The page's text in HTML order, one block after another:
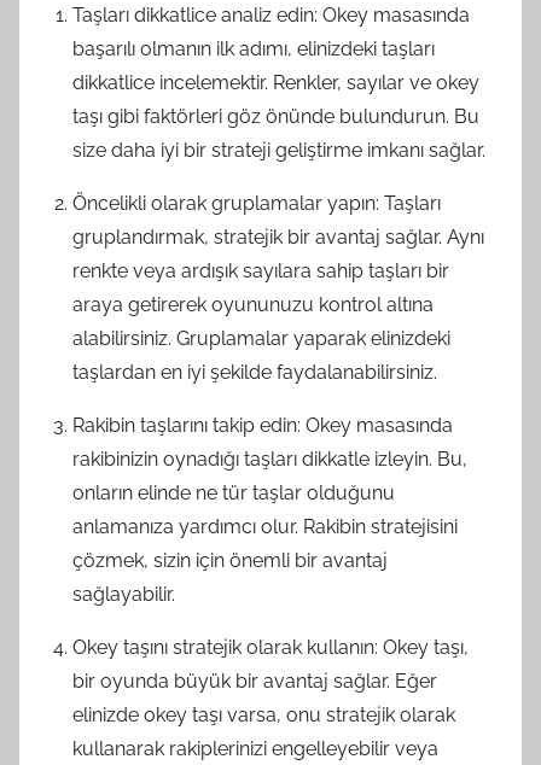
Taşları dikkatlice analiz edin: Okey masasında
başarılı olmanın ilk adımı, elinizdeki taşları
dikkatlice incelemektir. Renkler, sayılar ve okey
taşı gibi faktörleri göz önünde bulundurun. Bu
size daha iyi bir strateji geliştirme imkanı sağlar.
Öncelikli olarak gruplamalar yapın: Taşları
gruplandırmak, stratejik bir avantaj sağlar. Aynı
renkte veya ardışık sayılara sahip taşları bir
araya getirerek oyununuzu kontrol altına
alabilirsiniz. Gruplamalar yaparak elinizdeki
taşlardan en iyi şekilde faydalanabilirsiniz.
Rakibin taşlarını takip edin: Okey masasında
rakibinizin oynadığı taşları dikkatle izleyin. Bu,
onların elinde ne tür taşlar olduğunu
anlamanıza yardımcı olur. Rakibin stratejisini
çözmek, sizin için önemli bir avantaj
sağlayabilir.
Okey taşını stratejik olarak kullanın: Okey taşı,
bir oyunda büyük bir avantaj sağlar. Eğer
elinizde okey taşı varsa, onu stratejik olarak
kullanarak rakiplerinizi engelleyebilir veya